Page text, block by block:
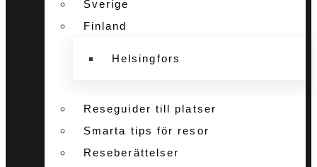
Sverige
Finland
Helsingfors
Reseguider till platser
Smarta tips för resor
Reseberättelser